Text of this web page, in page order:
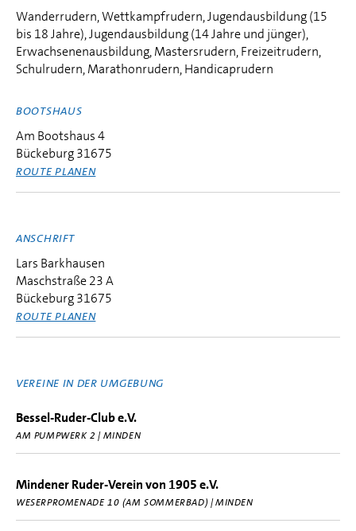
Wanderrudern, Wettkampfrudern, Jugendausbildung (15
bis 18 Jahre), Jugendausbildung (14 Jahre und jünger),
Erwachsenenausbildung, Mastersrudern, Freizeitrudern,
Schulrudern, Marathonrudern, Handicaprudern
BOOTSHAUS
Am Bootshaus 4
Bückeburg 31675
ROUTE PLANEN
ANSCHRIFT
Lars Barkhausen
Maschstraße 23 A
Bückeburg 31675
ROUTE PLANEN
VEREINE IN DER UMGEBUNG
Bessel-Ruder-Club e.V.
AM PUMPWERK 2 | MINDEN
Mindener Ruder-Verein von 1905 e.V.
WESERPROMENADE 10 (AM SOMMERBAD) | MINDEN